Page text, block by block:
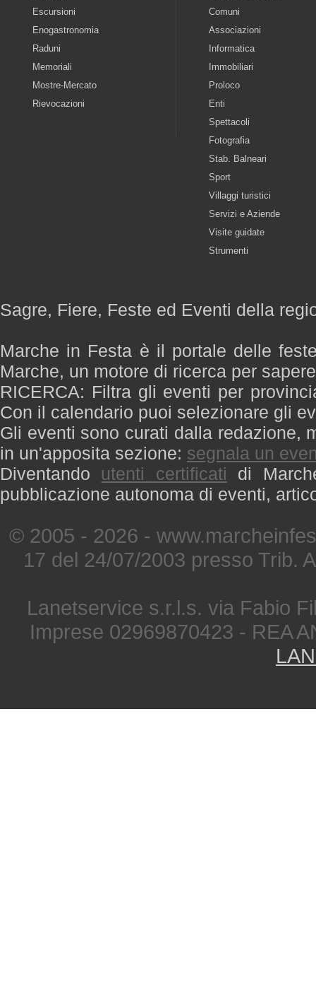
Escursioni
Enogastronomia
Raduni
Memoriali
Mostre-Mercato
Rievocazioni
Comuni
Associazioni
Informatica
Immobiliari
Proloco
Enti
Spettacoli
Fotografia
Stab. Balneari
Sport
Villaggi turistici
Servizi e Aziende
Visite guidate
Strumenti
Sagre, Fiere, Feste ed Eventi della
Marche in Festa è il portale delle
Marche, un motore di ricerca per
RICERCA: Filtra gli eventi per
Con il calendario puoi selezionare gli
Gli eventi sono curati dalla redazione,
in un'apposita sezione: segnala un
Diventando utenti certificati di
pubblicazione autonoma di eventi,
© 2005 - 2026 -
17 del 24/07/2003 presso Trib.
Lanetservice s.r.l.s. via Fabio
Imprese 02969870423 - REA